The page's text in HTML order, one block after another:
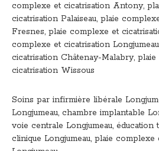
complexe et cicatrisation Antony,
cicatrisation Palaiseau, plaie
Fresnes, plaie complexe et
complexe et cicatrisation Longjumeau
cicatrisation Châtenay-Malabry, plaie
cicatrisation Wissous
Soins par infirmière libérale
Longjumeau, chambre implantable
voie centrale Longjumeau, éducation
clinique Longjumeau, plaie complexe